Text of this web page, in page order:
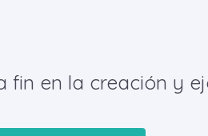
fin en la creación y